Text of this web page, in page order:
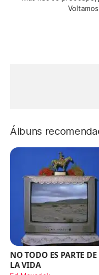
Álbuns
NO TODO ES PARTE DE
LA VIDA